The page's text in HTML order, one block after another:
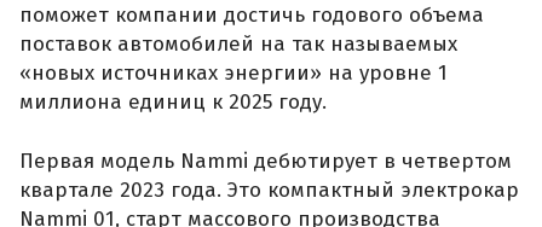
поможет компании достичь годового объема
поставок автомобилей на так называемых
«новых источниках энергии» на уровне 1
миллиона единиц к 2025 году.
Первая модель Nammi дебютирует в четвертом
квартале 2023 года. Это компактный электрокар
Nammi 01, старт массового производства